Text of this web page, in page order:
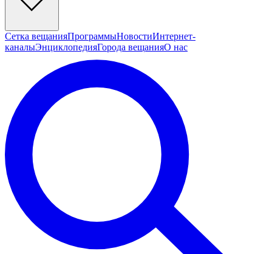
Сетка вещанияПрограммыНовостиИнтернет-
каналыЭнциклопедияГорода вещанияО нас